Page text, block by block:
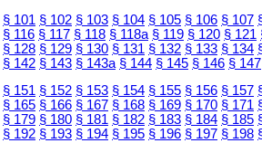
§ 101 § 102 § 103 § 104 § 105 § 106 § 107
§ 116 § 117 § 118 § 118a § 119 § 120 § 121
§ 128 § 129 § 130 § 131 § 132 § 133 § 134
§ 142 § 143 § 143a § 144 § 145 § 146 § 147
§ 151 § 152 § 153 § 154 § 155 § 156 § 157
§ 165 § 166 § 167 § 168 § 169 § 170 § 171
§ 179 § 180 § 181 § 182 § 183 § 184 § 185
§ 192 § 193 § 194 § 195 § 196 § 197 § 198